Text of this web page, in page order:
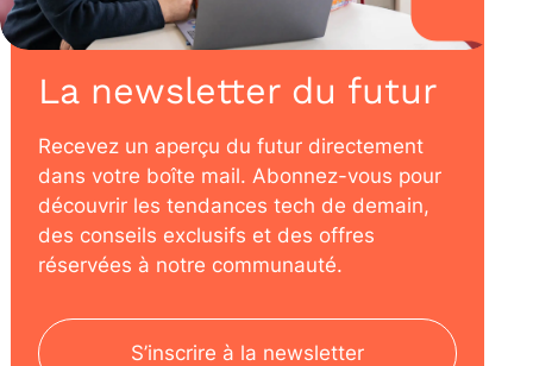
La newsletter du futur
Recevez un aperçu du futur directement
dans votre boîte mail. Abonnez-vous pour
découvrir les tendances tech de demain,
des conseils exclusifs et des offres
réservées à notre communauté.
S’inscrire à la newsletter